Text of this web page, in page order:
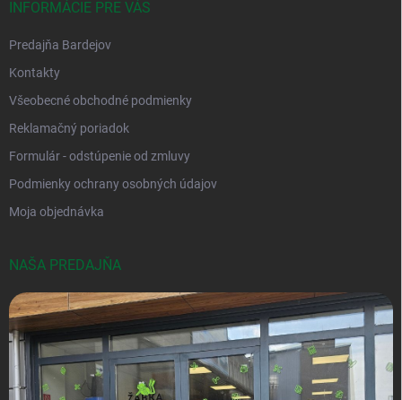
INFORMÁCIE PRE VÁS
Predajňa Bardejov
Kontakty
Všeobecné obchodné podmienky
Reklamačný poriadok
Formulár - odstúpenie od zmluvy
Podmienky ochrany osobných údajov
Moja objednávka
NAŠA PREDAJŇA